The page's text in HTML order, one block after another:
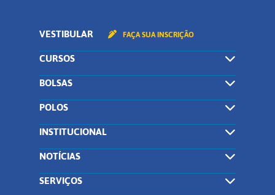
VESTIBULAR FAÇA SUA INSCRIÇÃO
CURSOS
BOLSAS
POLOS
INSTITUCIONAL
NOTÍCIAS
SERVIÇOS